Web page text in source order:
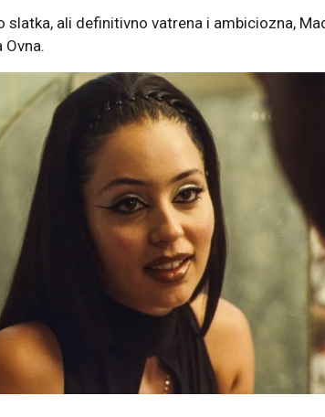
slatka, ali definitivno vatrena i ambiciozna,